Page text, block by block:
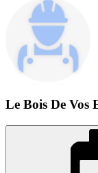
Le Bois De Vos